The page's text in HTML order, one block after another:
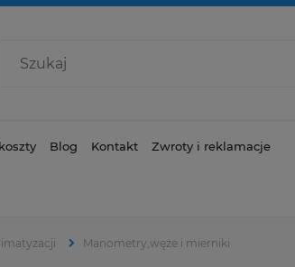
Blog Kontakt Zwroty i reklamacje
Manometry,węże i mierniki